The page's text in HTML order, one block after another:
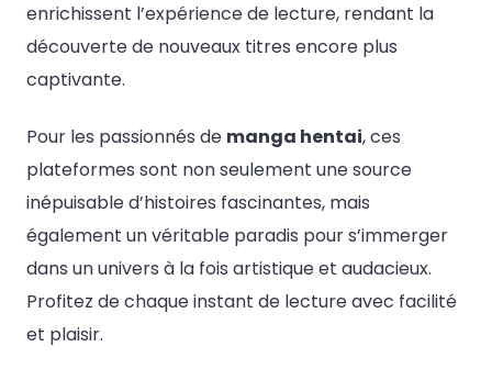
enrichissent l’expérience de lecture, rendant la
découverte de nouveaux titres encore plus
captivante.
Pour les passionnés de manga hentai, ces
plateformes sont non seulement une source
inépuisable d’histoires fascinantes, mais
également un véritable paradis pour s’immerger
dans un univers à la fois artistique et audacieux.
Profitez de chaque instant de lecture avec facilité
et plaisir.